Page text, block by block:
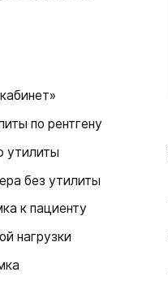
по рентгену
утилиты
без утилиты
к пациенту
нагрузки